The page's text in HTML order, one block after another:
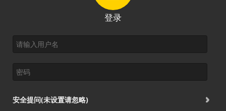
登录
安全提问(未设置请忽略)